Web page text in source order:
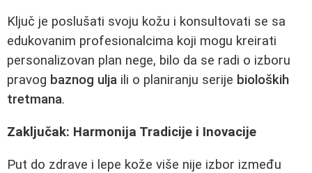
Ključ je poslušati svoju kožu i konsultovati se sa
edukovanim profesionalcima koji mogu kreirati
personalizovan plan nege, bilo da se radi o izboru
pravog baznog ulja ili o planiranju serije bioloških
tretmana.
Zaključak: Harmonija Tradicije i Inovacije
Put do zdrave i lepe kože više nije izbor između